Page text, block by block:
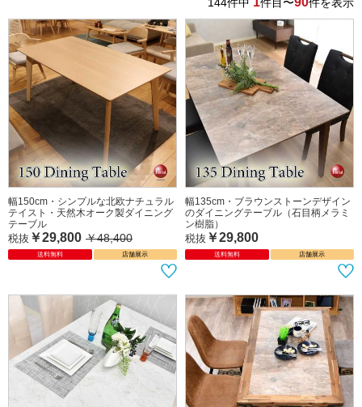
幅150cm・シンプルな北欧ナチュラル
テイスト・天然木オーク製ダイニング
テーブル
税抜 ￥29,800 ￥48,400
送料無料 店舗展示
幅135cm・ブラウンストーンデザイン
のダイニングテーブル（石目柄メラミ
ン樹脂）
税抜 ￥29,800
送料無料 店舗展示